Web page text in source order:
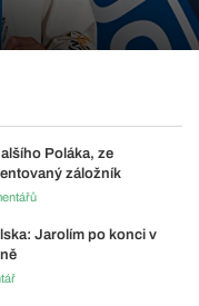
Poláka, ze
záložník
Jarolím po konci v